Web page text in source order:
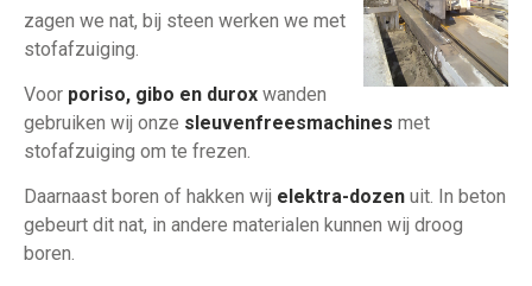
zagen we nat, bij steen werken we met
stofafzuiging.
Voor poriso, gibo en durox wanden
gebruiken wij onze sleuvenfreesmachines met
stofafzuiging om te frezen.
Daarnaast boren of hakken wij elektra-dozen uit. In beton
gebeurt dit nat, in andere materialen kunnen wij droog
boren.